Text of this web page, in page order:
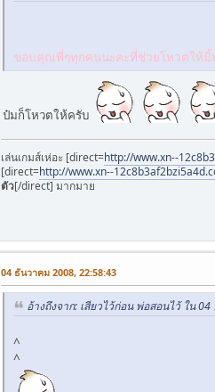
ขอบคุณพี่ๆทุกคนนะคะที่ช่วยโหวตให้มิ้
ป๋มก็โหวตให้ครับ
เล่นเกมส์เห่อะ [direct=http://www.xn--
[direct=http://www.xn--
ตัว[/direct] มากมาย
04 ธันวาคม 2008, 22:58:43
อ้างถึงจาก: เสียวไว้ก่อน พ่อสอนไว้ ใน
^
^